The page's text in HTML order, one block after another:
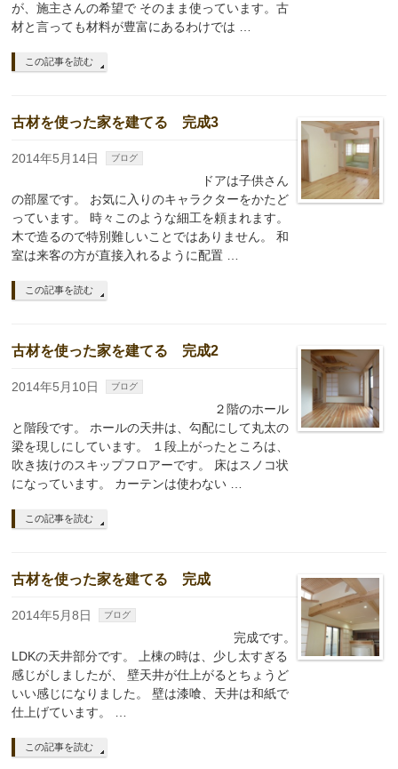
が、施主さんの希望で そのまま使っています。古
材と言っても材料が豊富にあるわけでは …
この記事を読む
古材を使った家を建てる 完成3
2014年5月14日 ブログ
ドアは子供さん
の部屋です。 お気に入りのキャラクターをかたど
っています。 時々このような細工を頼まれます。
木で造るので特別難しいことではありません。 和
室は来客の方が直接入れるように配置 …
この記事を読む
古材を使った家を建てる 完成2
2014年5月10日 ブログ
２階のホール
と階段です。 ホールの天井は、勾配にして丸太の
梁を現しにしています。 １段上がったところは、
吹き抜けのスキップフロアーです。 床はスノコ状
になっています。 カーテンは使わない …
この記事を読む
古材を使った家を建てる 完成
2014年5月8日 ブログ
完成です。
LDKの天井部分です。 上棟の時は、少し太すぎる
感じがしましたが、 壁天井が仕上がるとちょうど
いい感じになりました。 壁は漆喰、天井は和紙で
仕上げています。 …
この記事を読む